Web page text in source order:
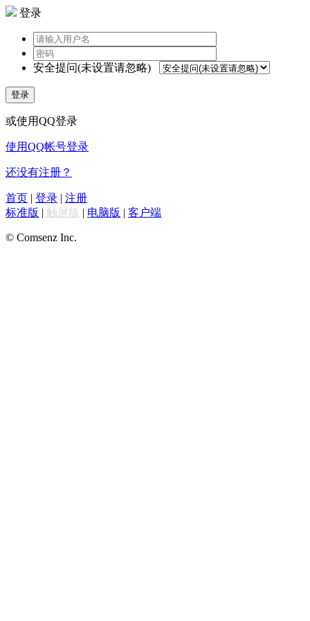
登录
安全提问(未设置请忽略)
登录
或使用QQ登录
使用QQ帐号登录
还没有注册？
首页 | 登录 | 注册
标准版 | 触屏版 | 电脑版 | 客户端
© Comsenz Inc.